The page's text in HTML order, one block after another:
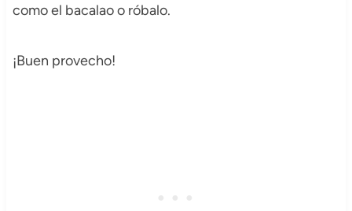
como el bacalao o róbalo.
¡Buen provecho!